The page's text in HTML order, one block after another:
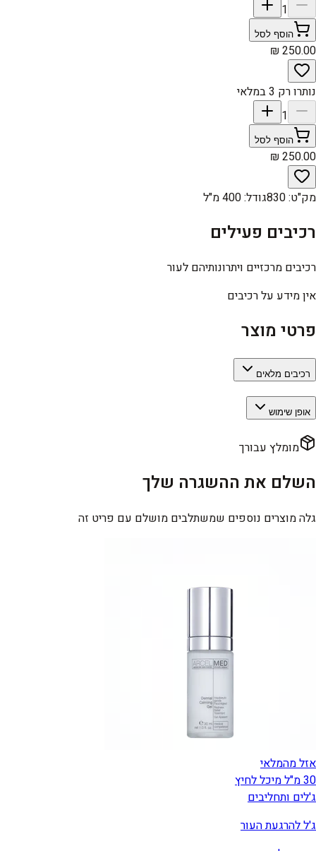
1
הוסף לסל
נותרו רק 3 במלאי
1
הוסף לסל
מק"ט:
830גודל:400 מ"ל
רכיבים פעילים
רכיבים מרכזיים ויתרונותיהם לעור
אין מידע על רכיבים
פרטי מוצר
רכיבים מלאים
אופן שימוש
מומלץ עבורך
השלם את ההשגרה שלך
גלה מוצרים נוספים שמשתלבים מושלם עם פריט זה
אזל מהמלאי
30 מ"ל מיכל לחיץ
ג'לים ותחליבים
ג'ל להרגעת העור